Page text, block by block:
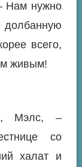
Нам нужно
всего,
живым!
Мэлс, –
со
халат и